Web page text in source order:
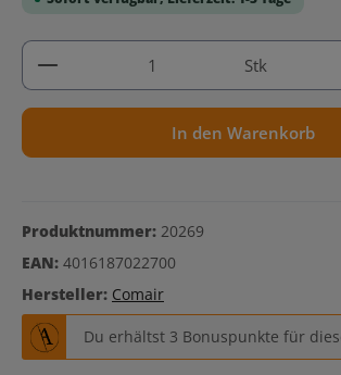
Produkt Anzahl: Gib denStk
In den Warenkorb
Produktnummer: 20269
EAN: 4016187022700
Hersteller: Comair
Du erhältst 3 Bonuspunkte für